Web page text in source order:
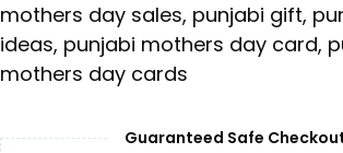
mothers day sales, punjabi gift,
ideas, punjabi mothers day card,
mothers day cards
Guaranteed Safe